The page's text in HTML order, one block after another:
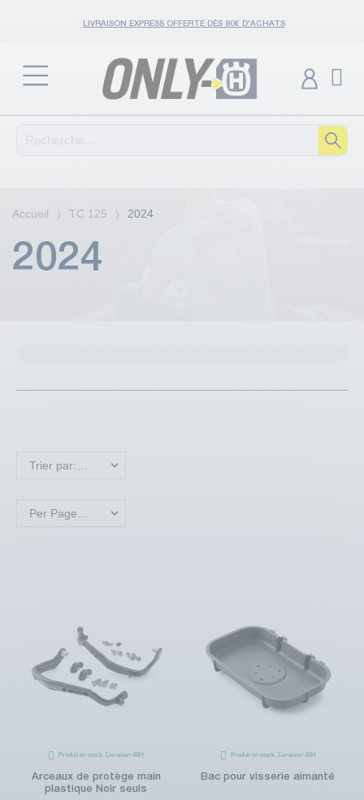
LIVRAISON EXPRESS OFFERTE DÈS 80€ D'ACHATS
Accueil TC 125 2024
2024
Produit en stock. Livraison 48H
Arceaux de protège main
plastique Noir seuls
Produit en stock. Livraison 48H
Bac pour visserie aimanté